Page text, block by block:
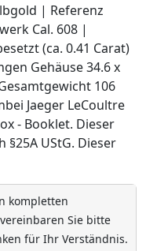
| Referenz
Cal. 608 |
(ca. 0.41 Carat)
Gehäuse 34.6 x
106
Jaeger LeCoultre
- Booklet. Dieser
UStG. Dieser
kompletten
Sie bitte
für Ihr Verständnis.